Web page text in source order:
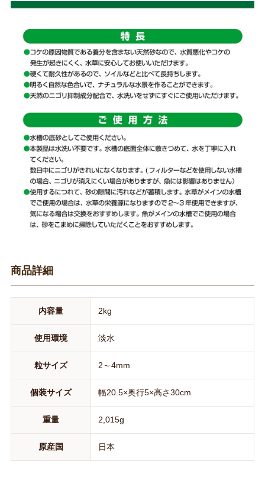
商品詳細
内容量 2kg
使用環境 淡水
粒サイズ 2～4mm
個装サイズ 幅20.5×奥行5×高さ30cm
重量 2,015g
原産国 日本